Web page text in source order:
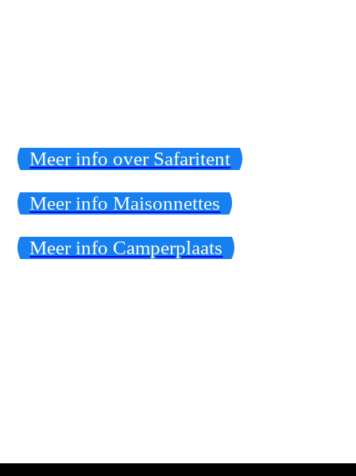
Meer info over Safaritent
Meer info Maisonnettes
Meer info Camperplaats